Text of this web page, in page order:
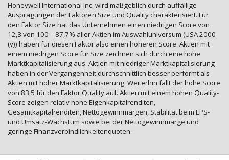
Honeywell International Inc. wird maßgeblich durch auffällige
Ausprägungen der Faktoren Size und Quality charakterisiert. Für
den Faktor Size hat das Unternehmen einen niedrigen Score von
12,3 von 100 – 87,7% aller Aktien im Auswahluniversum (USA 2000
(v)) haben für diesen Faktor also einen höheren Score. Aktien mit
einem niedrigen Score für Size zeichnen sich durch eine hohe
Marktkapitalisierung aus. Aktien mit niedriger Marktkapitalisierung
haben in der Vergangenheit durchschnittlich besser performt als
Aktien mit hoher Marktkapitalisierung. Weiterhin fällt der hohe Score
von 83,5 für den Faktor Quality auf. Aktien mit einem hohen Quality-
Score zeigen relativ hohe Eigenkapitalrenditen,
Gesamtkapitalrenditen, Nettogewinnmargen, Stabilität beim EPS-
und Umsatz-Wachstum sowie bei der Nettogewinnmarge und
geringe Finanzverbindlichkeitenquoten.